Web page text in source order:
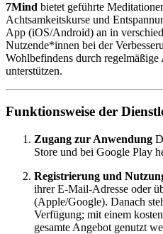
7Mind bietet geführte
Achtsamkeitskurse und
App (iOS/Android) an in
Nutzende*innen bei der
Wohlbefindens durch regelmäßige
unterstützen.
Funktionsweise der
Zugang zur Anwendung
Store und bei Google Play
Registrierung und
ihrer E-Mail-Adresse oder
(Apple/Google). Danach
Verfügung; mit einem
gesamte Angebot genutzt